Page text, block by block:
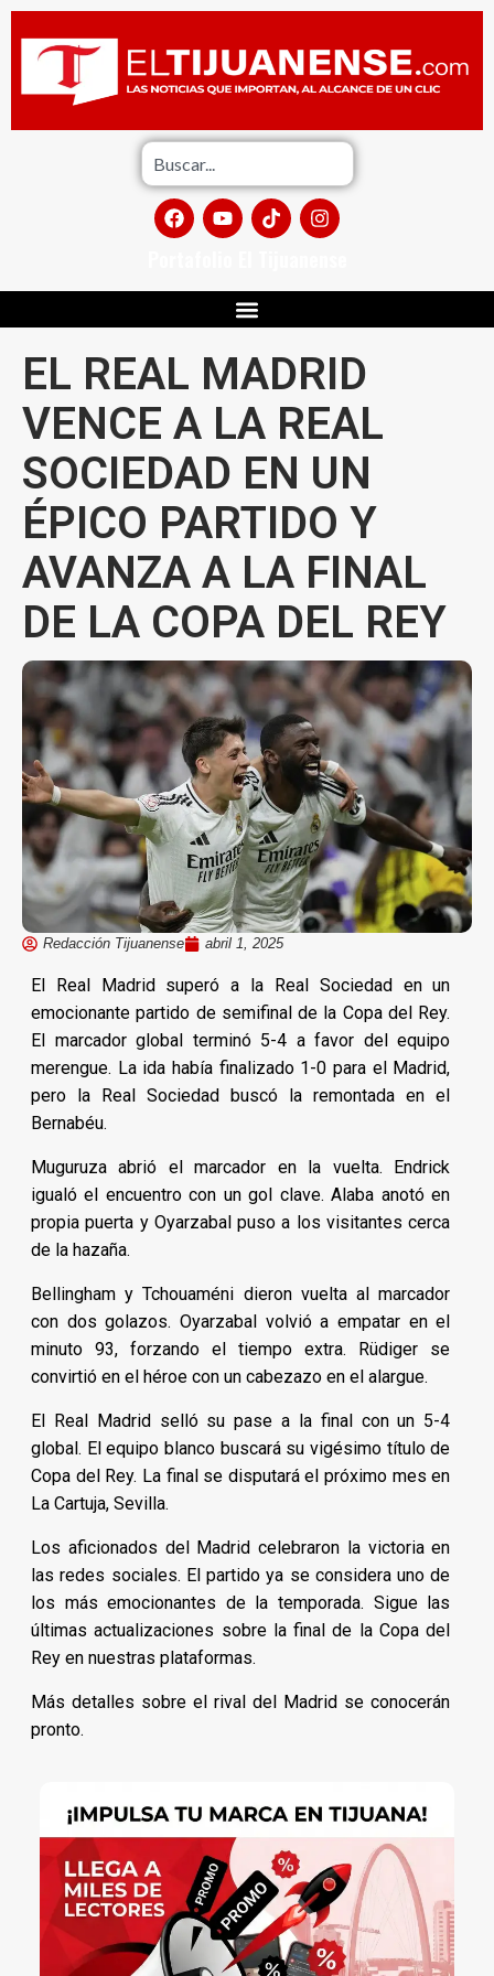
EL REAL MADRID
VENCE A LA REAL
SOCIEDAD EN UN
ÉPICO PARTIDO Y
AVANZA A LA FINAL
DE LA COPA DEL REY
Redacción Tijuanense abril 1, 2025
El Real Madrid superó a la Real Sociedad en un
emocionante partido de semifinal de la Copa del Rey.
El marcador global terminó 5-4 a favor del equipo
merengue. La ida había finalizado 1-0 para el Madrid,
pero la Real Sociedad buscó la remontada en el
Bernabéu.
Muguruza abrió el marcador en la vuelta. Endrick
igualó el encuentro con un gol clave. Alaba anotó en
propia puerta y Oyarzabal puso a los visitantes cerca
de la hazaña.
Bellingham y Tchouaméni dieron vuelta al marcador
con dos golazos. Oyarzabal volvió a empatar en el
minuto 93, forzando el tiempo extra. Rüdiger se
convirtió en el héroe con un cabezazo en el alargue.
El Real Madrid selló su pase a la final con un 5-4
global. El equipo blanco buscará su vigésimo título de
Copa del Rey. La final se disputará el próximo mes en
La Cartuja, Sevilla.
Los aficionados del Madrid celebraron la victoria en
las redes sociales. El partido ya se considera uno de
los más emocionantes de la temporada. Sigue las
últimas actualizaciones sobre la final de la Copa del
Rey en nuestras plataformas.
Más detalles sobre el rival del Madrid se conocerán
pronto.